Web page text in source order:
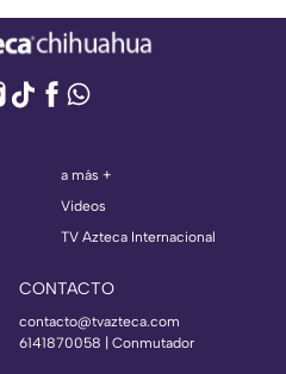
a más +
Videos
TV Azteca Internacional
CONTACTO
contacto@tvazteca.com
6141870058 | Conmutador